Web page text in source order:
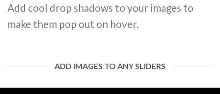
Add cool drop shadows to your images to
make them pop out on hover.
ADD IMAGES TO ANY SLIDERS